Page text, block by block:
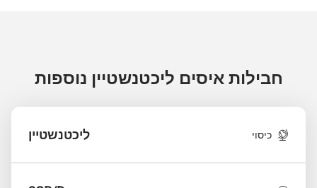
חבילות איסים ליכטנשטיין נוספות
כיסוי ליכטנשטיין